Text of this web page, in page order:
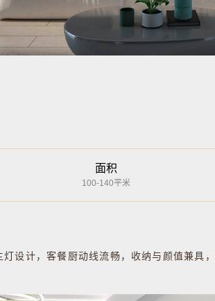
面积
100-140平米
设计，客餐厨动线流畅，收纳与颜值兼具